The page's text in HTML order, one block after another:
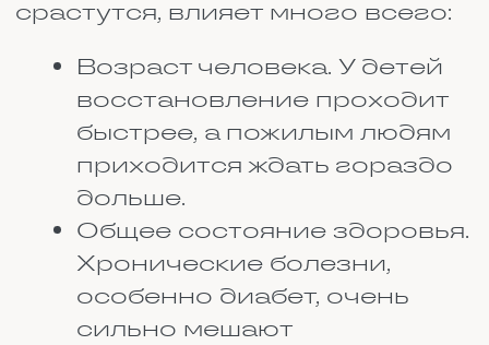
Когда травмируется сустав, всё
становится сложнее, чем при
болит, не даёт ни шагу ступить. В
это время организм делает всё,
что может: устраняет
повреждённые ткани, борется с
отёком, успокаивает
воспаление. Человеку остаётся
нужно проверять, сгибается или
нет, а также искать удобное
положение. Потребуется дать
покой и лишний раз не
тревожить сустав.